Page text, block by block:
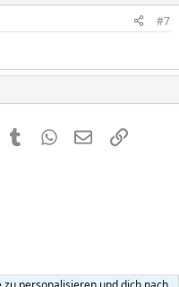
#7
Tumblr WhatsApp
E-MailLink